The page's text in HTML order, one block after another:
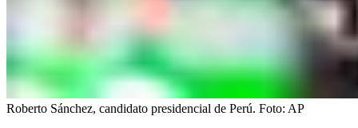
Roberto Sánchez, candidato presidencial de Perú. Foto: AP